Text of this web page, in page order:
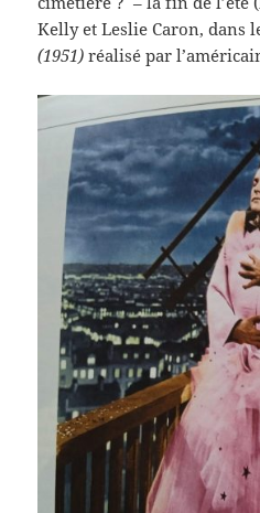
Kelly et Leslie Caron, dans
(1951)réalisé par